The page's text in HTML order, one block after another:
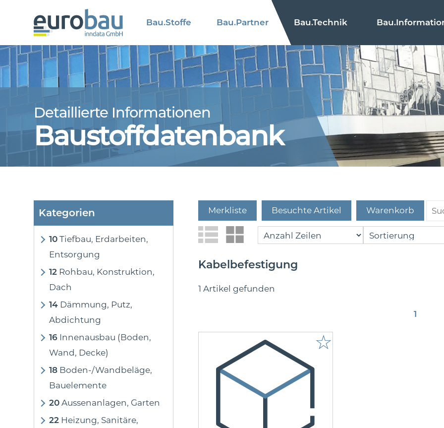
Bau.Stoffe Bau.Partner Bau.Technik Bau.
Detaillierte Informationen
Baustoffdatenbank
Kategorien
10 Tiefbau, Erdarbeiten,
Entsorgung
12 Rohbau, Konstruktion,
Dach
14 Dämmung, Putz,
Abdichtung
16 Innenausbau (Boden,
Wand, Decke)
18 Boden-/Wandbeläge,
Bauelemente
20 Aussenanlagen, Garten
22 Heizung, Sanitäre,
Merkliste Besuchte Artikel Warenkorb
Kabelbefestigung
1 Artikel gefunden
1
☆